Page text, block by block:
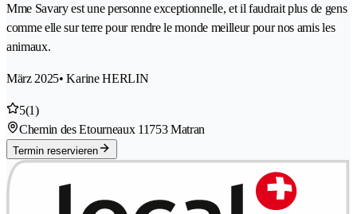
Mme Savary est une personne exceptionnelle, et il faudrait plus de gens
comme elle sur terre pour rendre le monde meilleur pour nos amis les
animaux.
März 2025• Karine HERLIN
5(1)
Chemin des Etourneaux 11753 Matran
Termin reservieren